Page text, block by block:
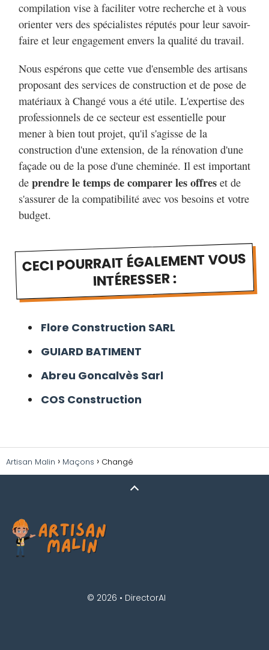
compilation vise à faciliter votre recherche et à vous
orienter vers des spécialistes réputés pour leur savoir-
faire et leur engagement envers la qualité du travail.
Nous espérons que cette vue d'ensemble des artisans
proposant des services de construction et de pose de
matériaux à Changé vous a été utile. L'expertise des
professionnels de ce secteur est essentielle pour
mener à bien tout projet, qu'il s'agisse de la
construction d'une extension, de la rénovation d'une
façade ou de la pose d'une cheminée. Il est important
de prendre le temps de comparer les offres et de
s'assurer de la compatibilité avec vos besoins et votre
budget.
CECI POURRAIT ÉGALEMENT VOUS
INTÉRESSER :
Flore Construction SARL
GUIARD BATIMENT
Abreu Goncalvès Sarl
COS Construction
Artisan Malin Maçons Changé
© 2026 • DirectorAI